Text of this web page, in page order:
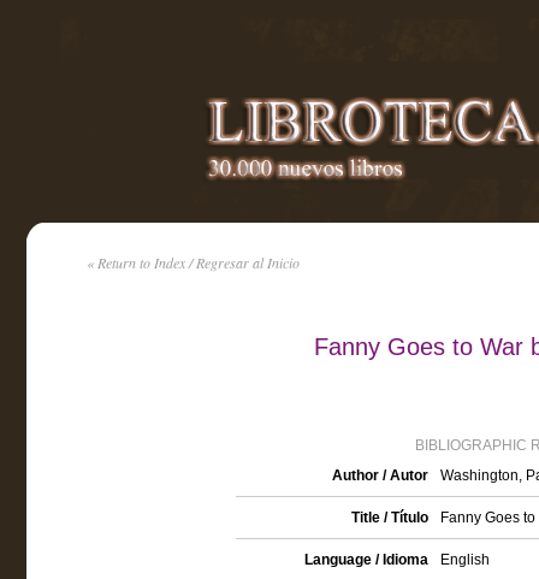
« Return to Index / Regresar al Inicio
Fanny Goes to War
BIBLIOGRAPHIC
Author / Autor
Washington,
Title / Título Fanny Goes to
Language / Idioma English